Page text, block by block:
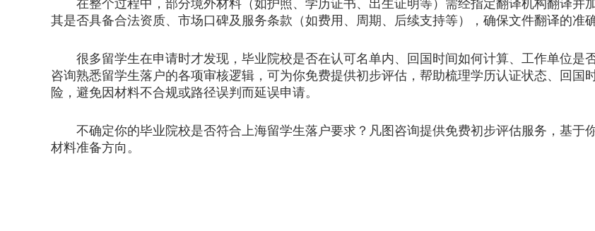
在整个过程中，部分境外材料（如护照、学历证书、出生证明等）需经指定翻译机构翻译并
其是否具备合法资质、市场口碑及服务条款（如费用、周期、后续支持等），确保文件翻译的准
很多留学生在申请时才发现，毕业院校是否在认可名单内、回国时间如何计算、工作单位是
咨询熟悉留学生落户的各项审核逻辑，可为你免费提供初步评估，帮助梳理学历认证状态、回国
险，避免因材料不合规或路径误判而延误申请。
不确定你的毕业院校是否符合上海留学生落户要求？凡图咨询提供免费初步评估服务，基于
材料准备方向。